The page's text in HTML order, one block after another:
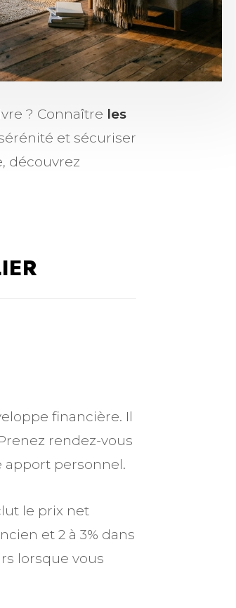
? Connaître les
et sécuriser
découvrez
financière. Il
rendez-vous
apport personnel.
le prix net
et 2 à 3% dans
lorsque vous